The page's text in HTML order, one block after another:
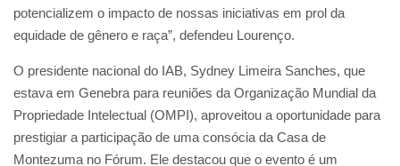
potencializem o impacto de nossas iniciativas em prol da
equidade de gênero e raça”, defendeu Lourenço.
O presidente nacional do IAB, Sydney Limeira Sanches, que
estava em Genebra para reuniões da Organização Mundial da
Propriedade Intelectual (OMPI), aproveitou a oportunidade para
prestigiar a participação de uma consócia da Casa de
Montezuma no Fórum. Ele destacou que o evento é um